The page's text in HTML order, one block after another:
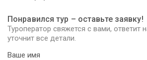
Понравился тур – оставьте заявку!
Туроператор свяжется с вами, ответит
уточнит все детали.
Ваше имя